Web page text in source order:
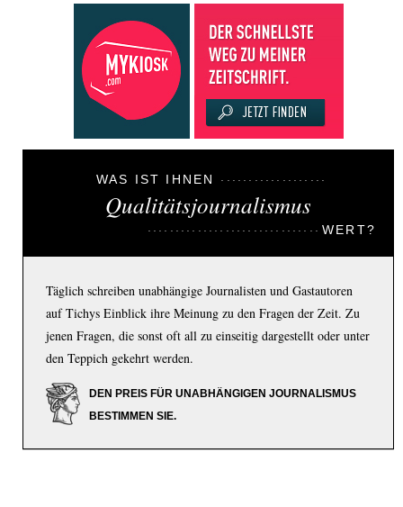
WAS IST IHNEN
Qualitätsjournalismus
WERT?
Täglich schreiben unabhängige Journalisten und Gastautoren
auf Tichys Einblick ihre Meinung zu den Fragen der Zeit. Zu
jenen Fragen, die sonst oft all zu einseitig dargestellt oder unter
den Teppich gekehrt werden.
DEN PREIS FÜR UNABHÄNGIGEN JOURNALISMUS
BESTIMMEN SIE.